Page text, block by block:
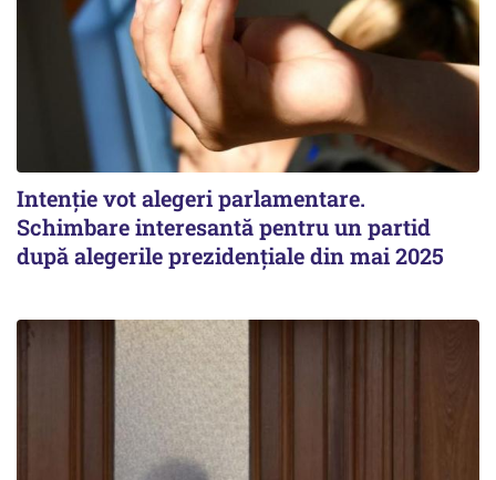
Intenție vot alegeri parlamentare.
Schimbare interesantă pentru un partid
după alegerile prezidențiale din mai 2025